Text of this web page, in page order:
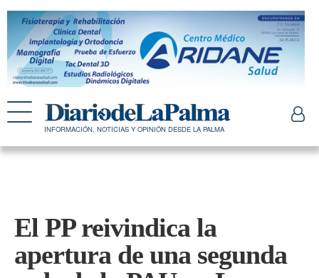
INFORMACIÓN, NOTICIAS Y OPINIÓN DESDE LA PALMA
El PP reivindica la
apertura de una segunda